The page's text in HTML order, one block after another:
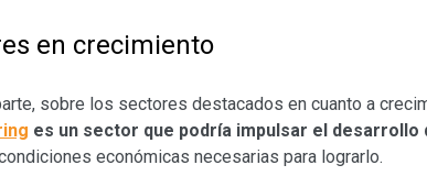
en crecimiento
sobre los sectores destacados en cuanto a
es un sector que podría impulsar el desarrollo
económicas necesarias para lograrlo.